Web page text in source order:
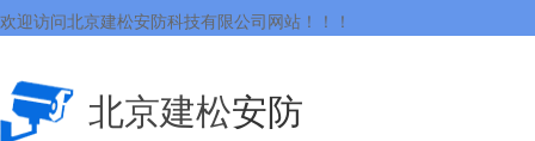
北京建松安防
欢迎访问北京建松安防科技有限公司网站！！！